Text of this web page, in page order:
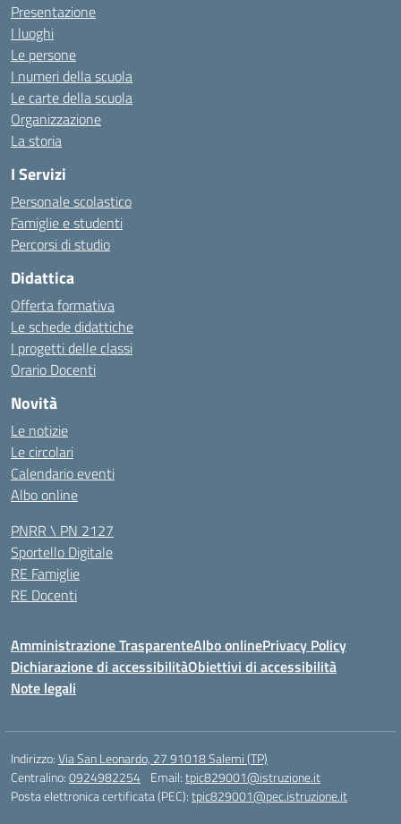
Presentazione
I luoghi
Le persone
I numeri della scuola
Le carte della scuola
Organizzazione
La storia
I Servizi
Personale scolastico
Famiglie e studenti
Percorsi di studio
Didattica
Offerta formativa
Le schede didattiche
I progetti delle classi
Orario Docenti
Novità
Le notizie
Le circolari
Calendario eventi
Albo online
PNRR \ PN 2127
Sportello Digitale
RE Famiglie
RE Docenti
Amministrazione TrasparenteAlbo onlinePrivacy Policy
Dichiarazione di accessibilitàObiettivi di accessibilità
Note legali
Indirizzo:Via San Leonardo, 27 91018 Salemi (TP)
Centralino:0924982254 Email:tpic829001@istruzione.it
Posta elettronica certificata (PEC):tpic829001@pec.istruzione.it